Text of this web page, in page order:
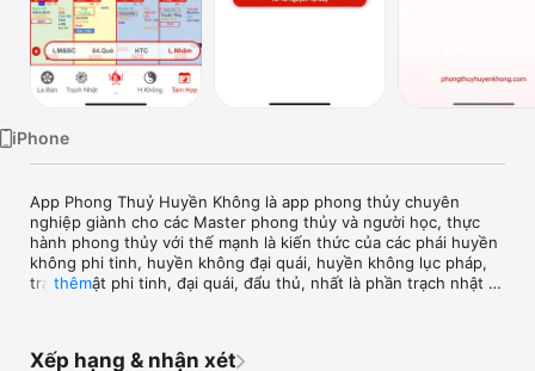
iPhone
App Phong Thuỷ Huyền Không là app phong thủy chuyên
nghiệp giành cho các Master phong thủy và người học, thực
hành phong thủy với thế mạnh là kiến thức của các phái huyền
không phi tinh, huyền không đại quái, huyền không lục pháp,
trạch nhật phi tinh, đại quái, đẩu thủ, nhất là phần trạch nhật
quý nhân, nhóm phát triển đã kết hợp cùng nhiều đại sư
thêm
Xếp hạng & nhận xét